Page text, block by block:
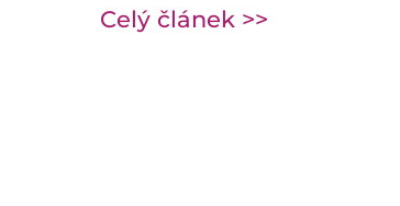
Celý článek >>